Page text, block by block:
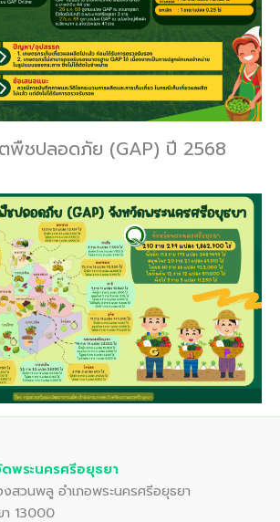
พืชปลอดภัย (GAP) ปี 2568
พระนครศรีอยุธยา
วนพลู อำเภอพระนครศรีอยุธยา
13000